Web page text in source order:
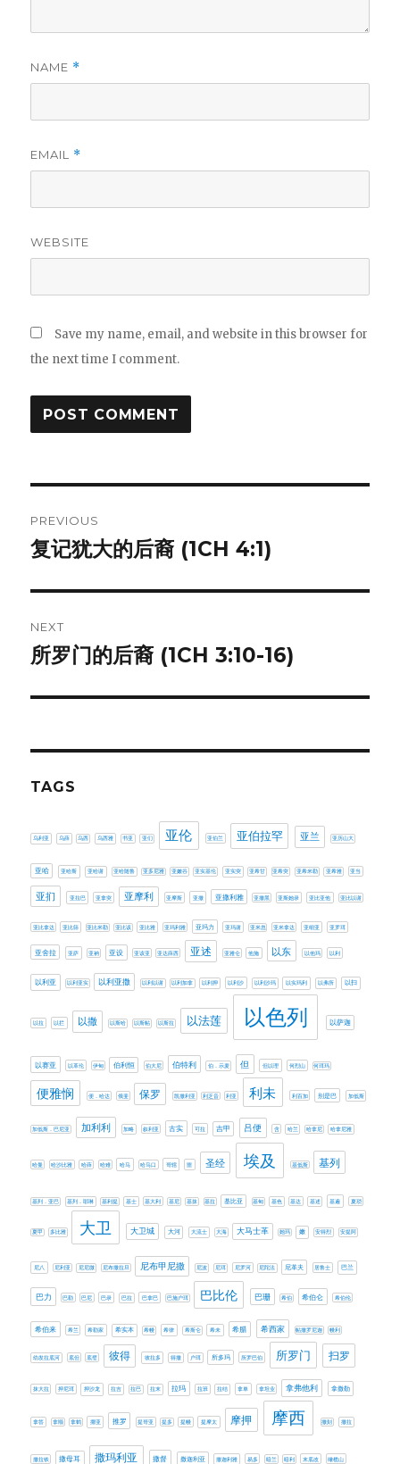
NAME *
EMAIL *
WEBSITE
Save my name, email, and website in this browser for
the next time I comment.
navigation
PREVIOUS
Previous
复记犹大的后裔 (1CH 4:1)
NEXT
Next
所罗门的后裔 (1CH 3:10-16)
TAGS
乌利亚 乌薛 乌西 乌西雅 书亚 亚们 亚伦 亚伯兰 亚伯拉罕 亚兰 亚历山大
亚哈 亚哈斯 亚哈谢 亚哈随鲁 亚多尼雅 亚嫩谷 亚实基伦 亚实突 亚希甘 亚希突 亚希米勒 亚希雅 亚当
亚扪 亚拉巴 亚拿突 亚摩利 亚摩斯 亚撒 亚撒利雅 亚撒黑 亚斯她录 亚比亚他 亚比以谢
亚比拿达 亚比筛 亚比米勒 亚比该 亚比雅 亚玛利雅 亚玛力 亚玛谢 亚米忽 亚米拿达 亚细亚 亚罗珥
亚舍拉 亚萨 亚衲 亚设 亚该亚 亚达薛西 亚述 亚雅仑 他施 以东 以他玛 以利
以利亚 以利亚实 以利亚撒 以利以谢 以利加拿 以利押 以利沙 以利沙玛 以实玛利 以弗所 以扫
以拉 以拦 以撒 以斯哈 以斯帖 以斯拉 以法莲 以色列 以萨迦
以赛亚 以革伦 伊甸 伯利恒 伯大尼 伯特利 伯．示麦 但 但以理 何烈山 何珥玛
便雅悯 便．哈达 俄斐 保罗 凯撒利亚 利乏音 利亚 利未 利百加 别是巴 加低斯
加低斯．巴尼亚 加利利 加略 叙利亚 古实 可拉 吉甲 吕便 含 哈兰 哈拿尼 哈拿尼雅
哈曼 哈沙比雅 哈薛 哈难 哈马 哈马口 哥辖 噩 圣经 埃及 基低斯 基列
基列．亚巴 基列．耶琳 基利提 基士 基大利 基尼 基抹 基拉 基比亚 基甸 基色 基达 基述 基遍 夏琐
夏甲 多比雅 大卫 大卫城 大河 大流士 大海 大马士革 她玛 嫩 安得烈 安提阿
尼八 尼利亚 尼尼微 尼布撒拉旦 尼布甲尼撒 尼波 尼珥 尼罗河 尼陀法 尼革夫 居鲁士 巴兰
巴力 巴勒 巴尼 巴录 巴拉 巴拿巴 巴施户珥 巴比伦 巴珊 希伯 希伯仑 希伯伦
希伯来 希兰 希勒家 希实本 希幔 希律 希斯仑 希未 希腊 希西家 帖撒罗尼迦 幔利
幼发拉底河 底但 底璧 彼得 彼拉多 得撒 户珥 所多玛 所罗巴伯 所罗门 扫罗
抹大拉 押尼珥 押沙龙 拉吉 拉巴 拉末 拉玛 拉班 拉结 拿单 拿坦业 拿弗他利 拿撒勒
拿答 拿顺 拿鹤 挪亚 推罗 提哥亚 提多 提幔 提摩太 摩押 摩西 撒刻 撒拉
撒拉铁 撒母耳 撒玛利亚 撒督 撒迦利亚 撒迦利雅 易多 暗兰 暗利 末底改 橄榄山